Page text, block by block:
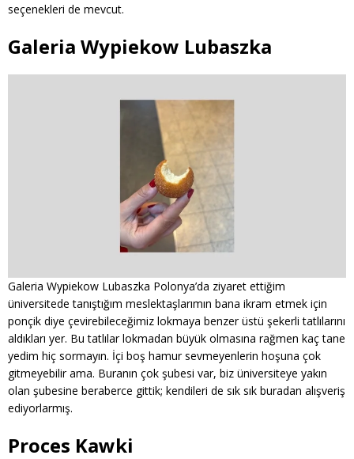
seçenekleri de mevcut.
Galeria Wypiekow Lubaszka
Galeria Wypiekow Lubaszka Polonya’da ziyaret ettiğim
üniversitede tanıştığım meslektaşlarımın bana ikram etmek için
ponçik diye çevirebileceğimiz lokmaya benzer üstü şekerli tatlılarını
aldıkları yer. Bu tatlılar lokmadan büyük olmasına rağmen kaç tane
yedim hiç sormayın. İçi boş hamur sevmeyenlerin hoşuna çok
gitmeyebilir ama. Buranın çok şubesi var, biz üniversiteye yakın
olan şubesine beraberce gittik; kendileri de sık sık buradan alışveriş
ediyorlarmış.
Proces Kawki